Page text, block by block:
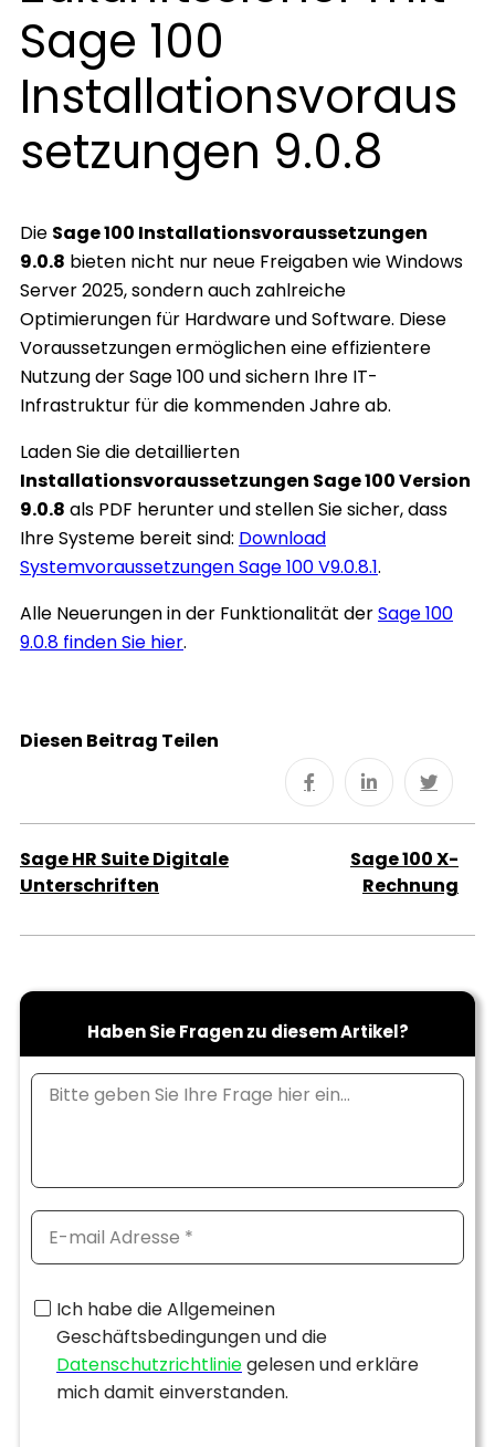
Sage 100
Installationsvoraus
setzungen 9.0.8
Die Sage 100 Installationsvoraussetzungen
9.0.8 bieten nicht nur neue Freigaben wie Windows
Server 2025, sondern auch zahlreiche
Optimierungen für Hardware und Software. Diese
Voraussetzungen ermöglichen eine effizientere
Nutzung der Sage 100 und sichern Ihre IT-
Infrastruktur für die kommenden Jahre ab.
Laden Sie die detaillierten
Installationsvoraussetzungen Sage 100 Version
9.0.8 als PDF herunter und stellen Sie sicher, dass
Ihre Systeme bereit sind: Download
Systemvoraussetzungen Sage 100 V9.0.8.1.
Alle Neuerungen in der Funktionalität derSage 100
9.0.8 finden Sie hier.
Diesen Beitrag Teilen
Sage HR Suite Digitale
Unterschriften
Sage 100 X-
Rechnung
Haben Sie Fragen zu diesem Artikel?
Ich habe die Allgemeinen
Geschäftsbedingungen und die
Datenschutzrichtliniegelesen und erkläre
mich damit einverstanden.